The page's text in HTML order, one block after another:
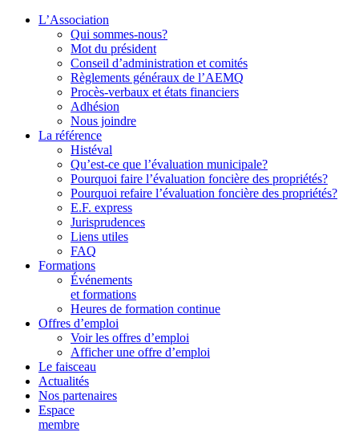
L’Association
Qui sommes-nous?
Mot du président
Conseil d’administration et comités
Règlements généraux de l’AEMQ
Procès-verbaux et états financiers
Adhésion
Nous joindre
La référence
Histéval
Qu’est-ce que l’évaluation municipale?
Pourquoi faire l’évaluation foncière des propriétés?
Pourquoi refaire l’évaluation foncière des propriétés?
E.F. express
Jurisprudences
Liens utiles
FAQ
Formations
Événements
et formations
Heures de formation continue
Offres d’emploi
Voir les offres d’emploi
Afficher une offre d’emploi
Le faisceau
Actualités
Nos partenaires
Espace
membre